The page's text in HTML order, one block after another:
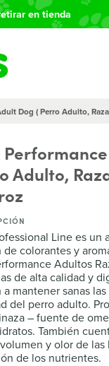
en tienda
Dog ( Perro Adulto,
Adulto,
Line es
de colorantes y
Adultos
de alta calidad y
a mantener sanas
del perro adulto.
– fuente de
También
y olor de
de los nutrientes.